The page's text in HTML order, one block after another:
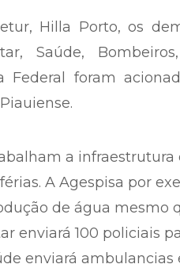
Hilla Porto, os
Saúde,
Federal foram
a
A Agespisa por
de água mesmo
enviará 100 policiais
enviará ambulancias